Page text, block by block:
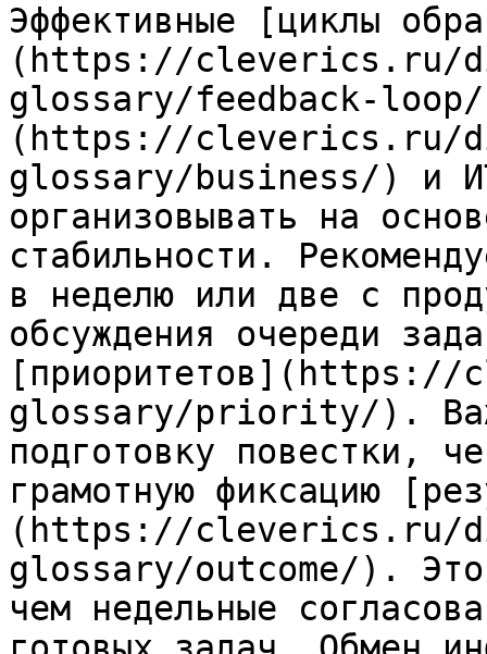
Эффективные [циклы
(https://cleverics.ru/
glossary/feedback-
(https://cleverics.ru/
glossary/business/) и
организовывать на
стабильности.
в неделю или две с
обсуждения очереди
glossary/priority/).
подготовку повестки,
грамотную фиксацию
(https://cleverics.ru/
glossary/outcome/). Это
чем недельные